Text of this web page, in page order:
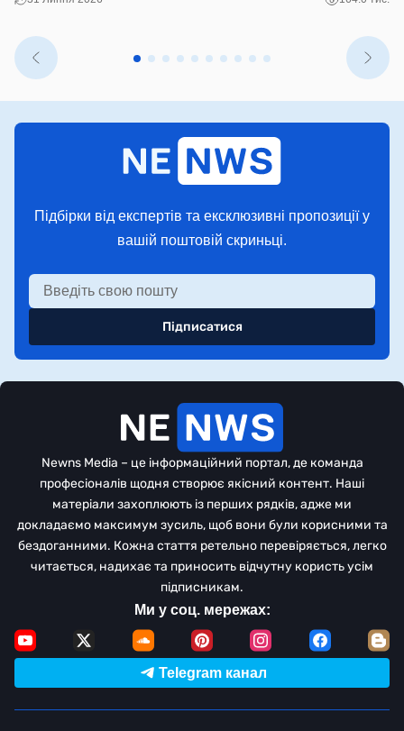
Підбірки від експертів та ексклюзивні пропозиції у
вашій поштовій скриньці.
Підписатися
Newns Media – це інформаційний портал, де команда
професіоналів щодня створює якісний контент. Наші
матеріали захоплюють із перших рядків, адже ми
докладаємо максимум зусиль, щоб вони були корисними та
бездоганними. Кожна стаття ретельно перевіряється, легко
читається, надихає та приносить відчутну користь усім
підписникам.
Ми у соц. мережах:
Telegram канал